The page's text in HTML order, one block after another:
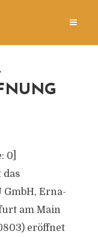
0]
das
Erna-
am Main
eröffnet